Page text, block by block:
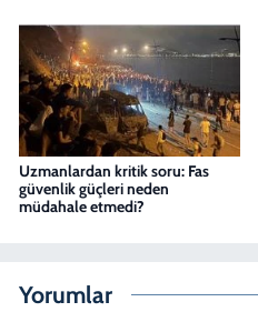
Uzmanlardan kritik soru: Fas
güvenlik güçleri neden
müdahale etmedi?
Yorumlar